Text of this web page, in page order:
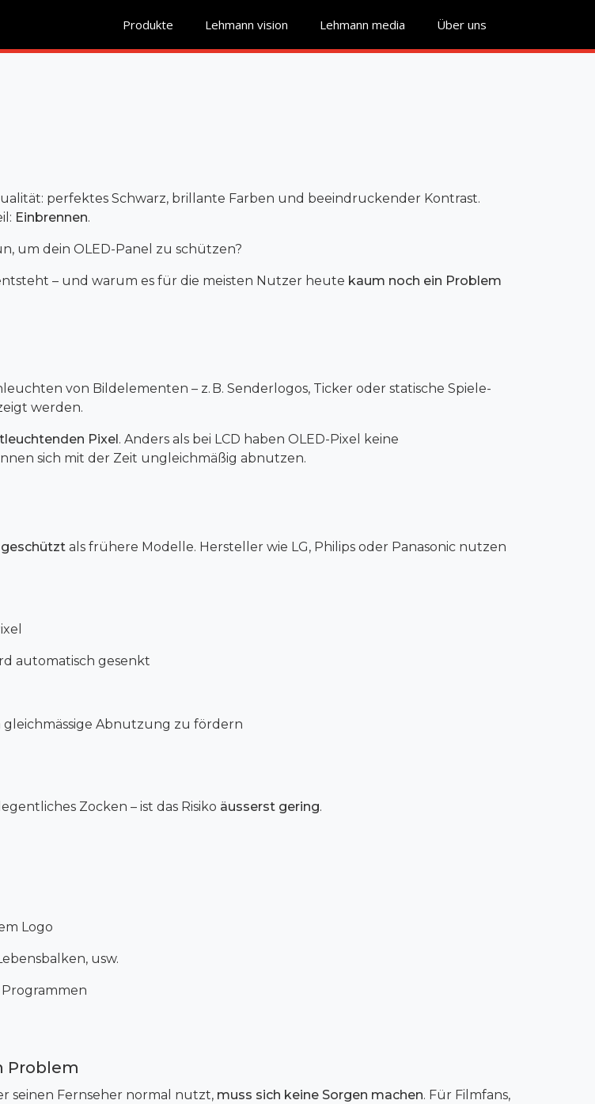
Produkte Lehmann vision Lehmann media Über uns
perfektes Schwarz, brillante Farben und beeindruckender Kontrast.
Einbrennen.
um dein OLED-Panel zu schützen?
– und warum es für die meisten Nutzer heute kaum noch ein Problem
von Bildelementen – z. B. Senderlogos, Ticker oder statische Spiele-
werden.
Pixel. Anders als bei LCD haben OLED-Pixel keine
sich mit der Zeit ungleichmäßig abnutzen.
geschützt als frühere Modelle. Hersteller wie LG, Philips oder Panasonic nutzen
automatisch gesenkt
Abnutzung zu fördern
Zocken – ist das Risiko äusserst gering.
Logo
usw.
Problem
seinen Fernseher normal nutzt, muss sich keine Sorgen machen. Für Filmfans,